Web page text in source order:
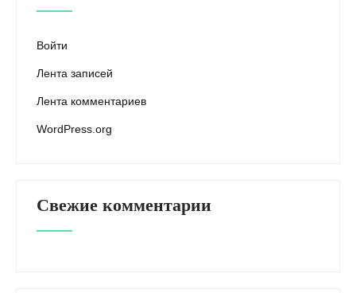
Войти
Лента записей
Лента комментариев
WordPress.org
Свежие комментарии